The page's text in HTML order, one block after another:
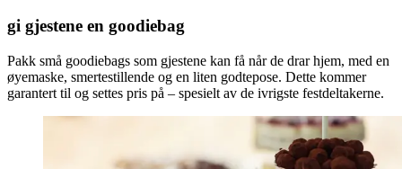
gi gjestene en goodiebag
Pakk små goodiebags som gjestene kan få når de drar hjem, med en
øyemaske, smertestillende og en liten godtepose. Dette kommer
garantert til og settes pris på – spesielt av de ivrigste festdeltakerne.